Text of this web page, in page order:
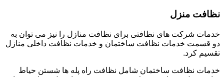
نظافت منزل
خدمات شرکت های نظافتی برای نظافت منازل را نیز می توان به
دو قسمت خدمات نظافت ساختمان و خدمات نظافت داخلی منازل
تقسیم کرد.
خدمات نظافت ساختمان شامل نظافت راه پله ها شستن حیاط